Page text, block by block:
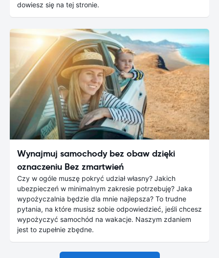
dowiesz się na tej stronie.
Wynajmuj samochody bez obaw dzięki
oznaczeniu Bez zmartwień
Czy w ogóle muszę pokryć udział własny? Jakich
ubezpieczeń w minimalnym zakresie potrzebuję? Jaka
wypożyczalnia będzie dla mnie najlepsza? To trudne
pytania, na które musisz sobie odpowiedzieć, jeśli chcesz
wypożyczyć samochód na wakacje. Naszym zdaniem
jest to zupełnie zbędne.